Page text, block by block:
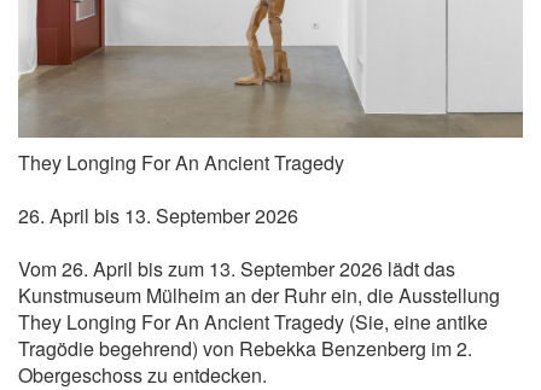
They Longing For An Ancient Tragedy
26. April bis 13. September 2026
Vom 26. April bis zum 13. September 2026 lädt das
Kunstmuseum Mülheim an der Ruhr ein, die Ausstellung
They Longing For An Ancient Tragedy (Sie, eine antike
Tragödie begehrend) von Rebekka Benzenberg im 2.
Obergeschoss zu entdecken.